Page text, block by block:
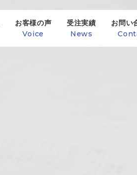
お客様の声
Voice
受注実績
News
お問い